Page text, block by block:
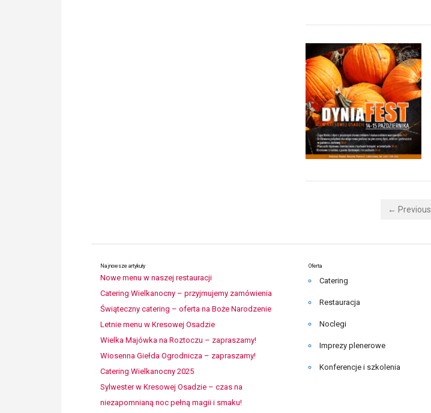
← Previous
Najnowsze artykuły
Nowe menu w naszej restauracji
Catering Wielkanocny – przyjmujemy zamówienia
Świąteczny catering – oferta na Boże Narodzenie
Letnie menu w Kresowej Osadzie
Wielka Majówka na Roztoczu – zapraszamy!
Wiosenna Giełda Ogrodnicza – zapraszamy!
Catering Wielkanocny 2025
Sylwester w Kresowej Osadzie – czas na
niezapomnianą noc pełną magii i smaku!
Oferta
Catering
Restauracja
Noclegi
Imprezy plenerowe
Konferencje i szkolenia